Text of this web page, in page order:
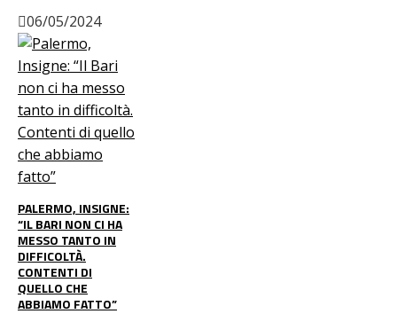
06/05/2024
PALERMO, INSIGNE:
“IL BARI NON CI HA
MESSO TANTO IN
DIFFICOLTÀ.
CONTENTI DI
QUELLO CHE
ABBIAMO FATTO”